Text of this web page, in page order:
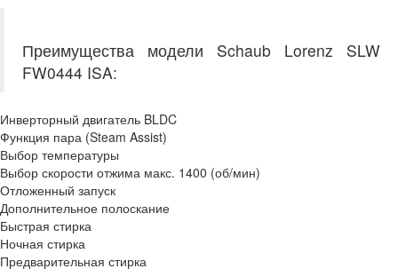
Преимущества модели Schaub Lorenz SLW
FW0444 ISA:
Инверторный двигатель BLDC
Функция пара (Steam Assist)
Выбор температуры
Выбор скорости отжима макс. 1400 (об/мин)
Отложенный запуск
Дополнительное полоскание
Быстрая стирка
Ночная стирка
Предварительная стирка